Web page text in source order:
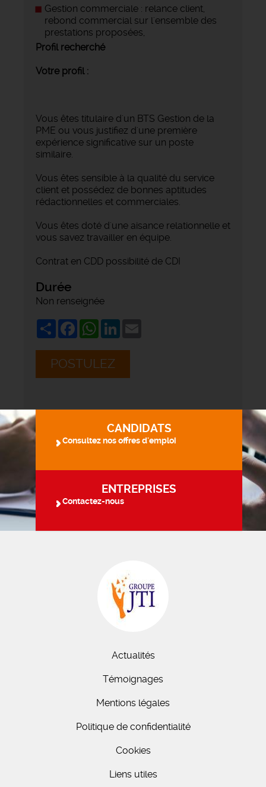
Gestion commerciale : relance client,
rebond commercial sur l'ensemble des
prestations proposées,
Profil recherché
Votre profil :
Vous êtes titulaire d'un BTS Gestion de la
PME ou vous justifiez d'une première
expérience significative sur un poste
similaire.
Vous êtes sensible à la qualité du service
client et possédez de bonnes aptitudes
rédactionnelles et commerciales.
Vous êtes doté d'une aisance relationnelle et
vous savez travailler en équipe.
Contrat en CDD possibilité de CDI
Durée
Non renseignée
ShareFacebookWhatsApp
LinkedIn
POSTULEZ
CANDIDATS
Consultez nos offres d'emploi
ENTREPRISES
Contactez-nous
Actualités
Témoignages
Mentions légales
Politique de confidentialité
Cookies
Liens utiles